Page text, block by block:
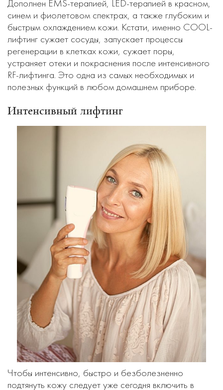
Дополнен EMS-терапией, LED-терапией в красном,
синем и фиолетовом спектрах, а также глубоким и
быстрым охлаждением кожи. Кстати, именно COOL-
лифтинг сужает сосуды, запускает процессы
регенерации в клетках кожи, сужает поры,
устраняет отеки и покраснения после интенсивного
RF-лифтинга. Это одна из самых необходимых и
полезных функций в любом домашнем приборе.
Интенсивный лифтинг
Чтобы интенсивно, быстро и безболезненно
подтянуть кожу следует уже сегодня включить в